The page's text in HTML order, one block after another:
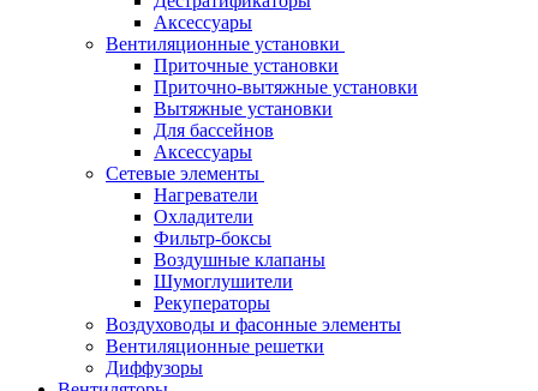
Аксессуары
Вентиляционные установки
Приточные установки
Приточно-вытяжные установки
Вытяжные установки
Для бассейнов
Аксессуары
Сетевые элементы
Нагреватели
Охладители
Фильтр-боксы
Воздушные клапаны
Шумоглушители
Рекуператоры
Воздуховоды и фасонные элементы
Вентиляционные решетки
Диффузоры